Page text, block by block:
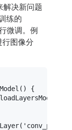
解决新问题
练的
微调。例
图像分
( ) {
loadLayersModel
(